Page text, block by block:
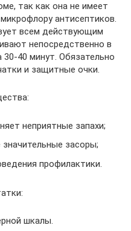
так как она не имеет
антисептиков.
всем действующим
непосредственно в
40 минут. Обязательно
и защитные очки.
неприятные запахи;
засоры;
профилактики.
шкалы.